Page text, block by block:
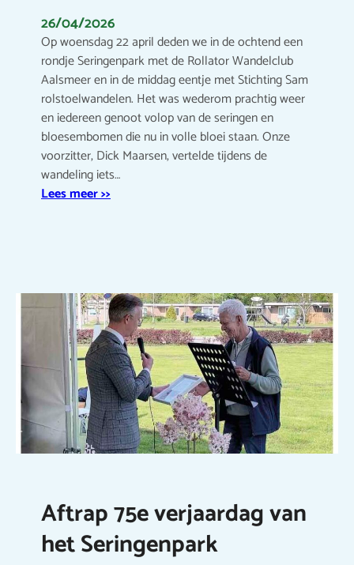
26/04/2026
Op woensdag 22 april deden we in de ochtend een
rondje Seringenpark met de Rollator Wandelclub
Aalsmeer en in de middag eentje met Stichting Sam
rolstoelwandelen. Het was wederom prachtig weer
en iedereen genoot volop van de seringen en
bloesembomen die nu in volle bloei staan. Onze
voorzitter, Dick Maarsen, vertelde tijdens de
wandeling iets…
Lees meer >>
Aftrap 75e verjaardag van
het Seringenpark